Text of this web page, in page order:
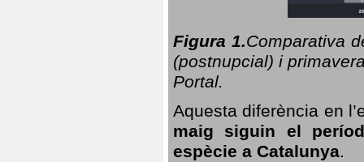
Figura 1.Comparativa
(postnupcial) i
Portal.
Aquesta diferència en
maig siguin el
espècie a Catalunya.